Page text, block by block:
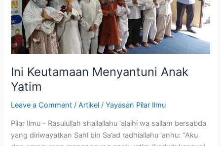
Ini Keutamaan Menyantuni Anak
Yatim
Leave a Comment /Artikel /Yayasan Pilar Ilmu
Pilar Ilmu – Rasulullah shallallahu ‘alaihi wa sallam bersabda
yang diriwayatkan Sahl bin Sa’ad radhiallahu ‘anhu: “Aku